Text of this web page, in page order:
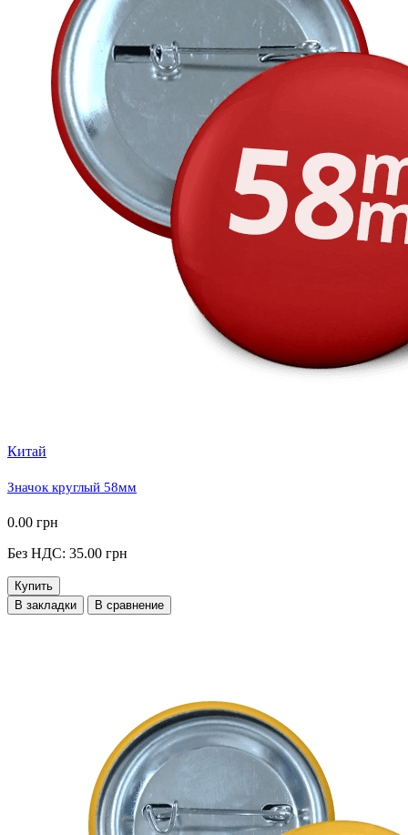
Китай
Значок круглый 58мм
0.00 грн
Без НДС: 35.00 грн
Купить
В закладки
В сравнение